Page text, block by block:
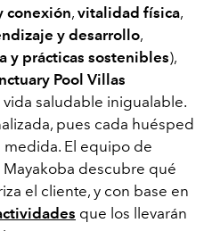
conexión, vitalidad física,
y desarrollo,
y prácticas sostenibles),
Pool Villas
saludable inigualable.
pues cada huésped
El equipo de
Mayakoba descubre qué
el cliente, y con base en
que los llevarán